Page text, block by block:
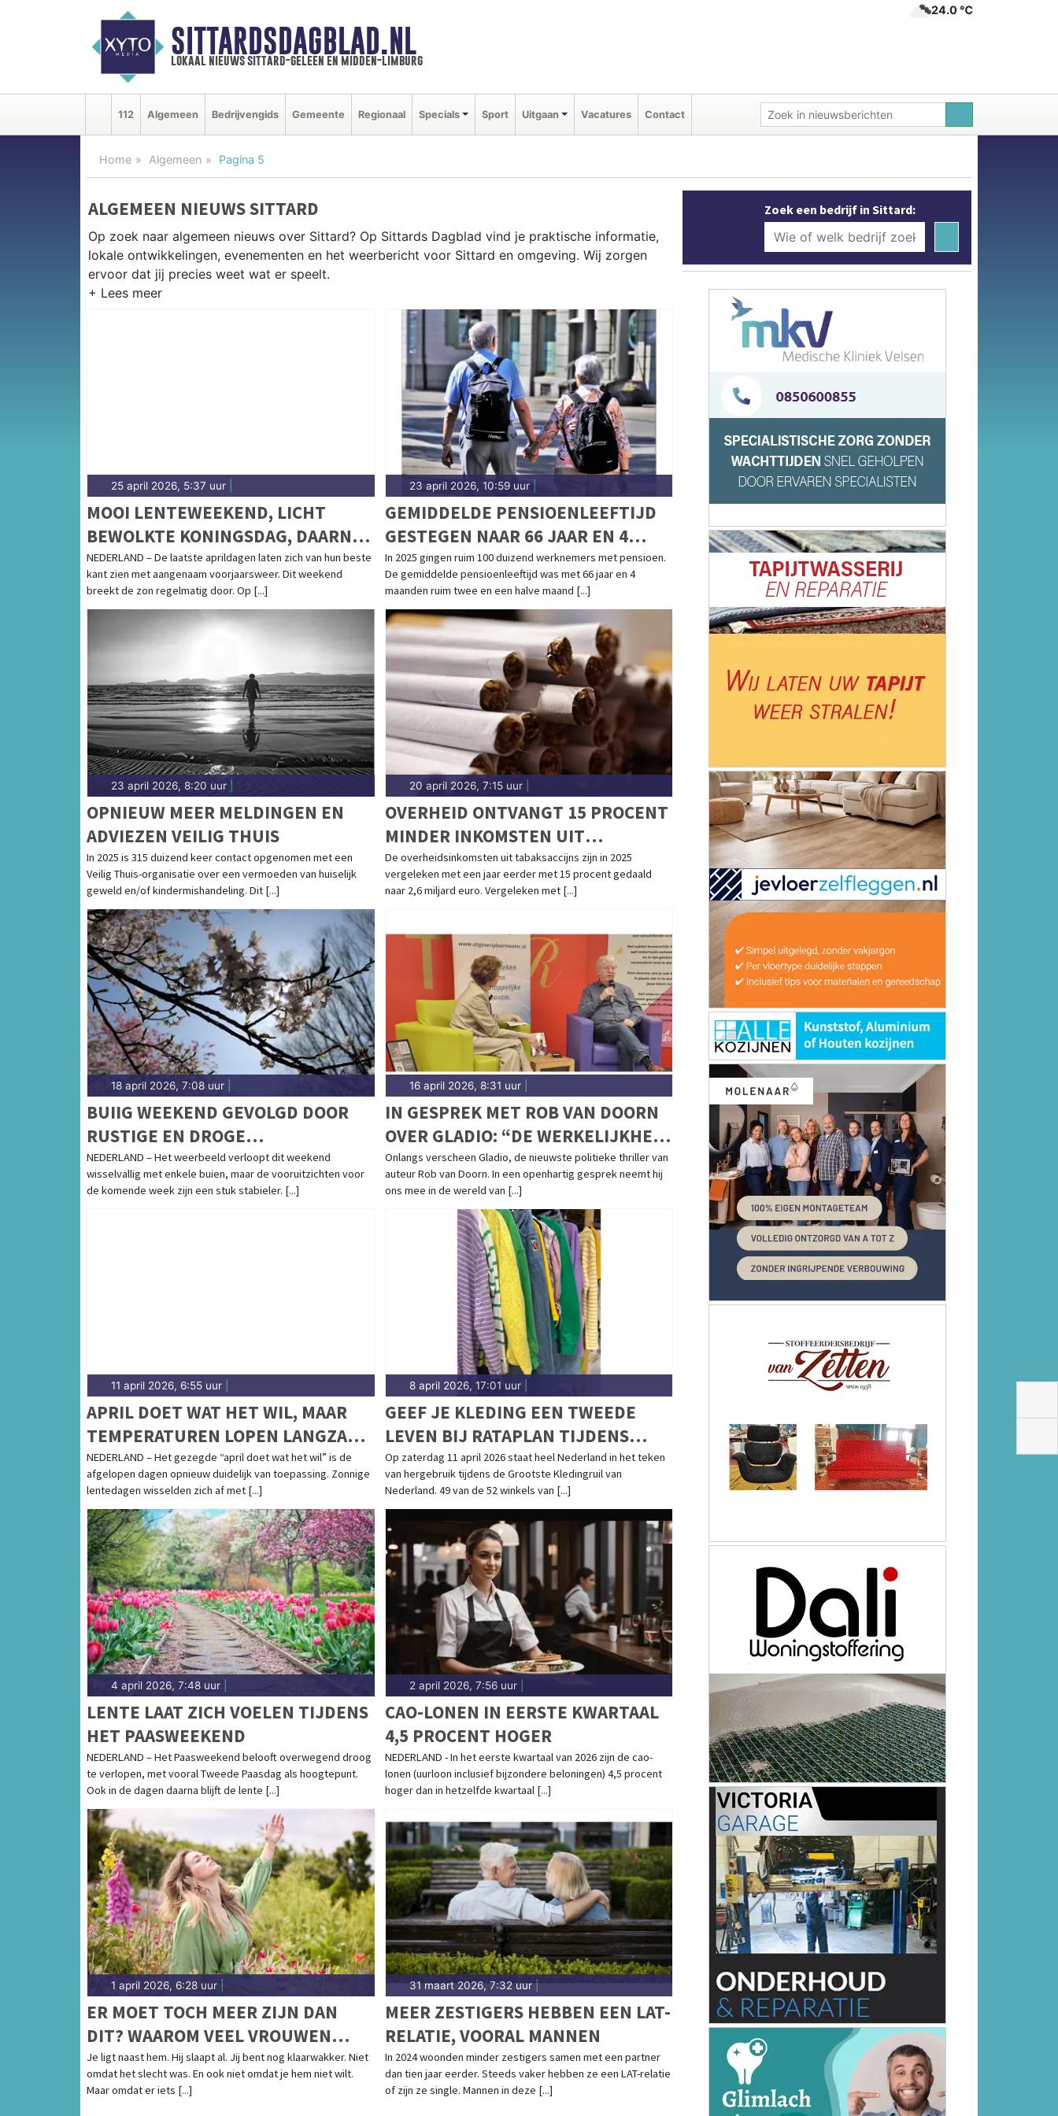
SITTARDSDAGBLAD.NL
lokaal nieuws sittard-geleen en midden-limburg
24.0 ℃
112 Algemeen Bedrijvengids Gemeente Regionaal Specials Sport Uitgaan Vacatures Contact
Home Algemeen Pagina 5
ALGEMEEN NIEUWS SITTARD
Op zoek naar algemeen nieuws over Sittard? Op Sittards Dagblad vind je praktische informatie,
lokale ontwikkelingen, evenementen en het weerbericht voor Sittard en omgeving. Wij zorgen
ervoor dat jij precies weet wat er speelt.
Van werkzaamheden op de A2 en de Chemelot-campus tot evenementen als Carnaval en het
weersbericht voor Midden-Limburg rondom Sittard-Geleen.
25 april 2026, 5:37 uur
MOOI LENTEWEEKEND, LICHT
BEWOLKTE KONINGSDAG, DAARNA
ZONNIG EN DROOG
NEDERLAND – De laatste aprildagen laten zich van hun beste
kant zien met aangenaam voorjaarsweer. Dit weekend
breekt de zon regelmatig door. Op [...]
23 april 2026, 10:59 uur|
GEMIDDELDE PENSIOENLEEFTIJD
GESTEGEN NAAR 66 JAAR EN 4
MAANDEN
In 2025 gingen ruim 100 duizend werknemers met pensioen.
De gemiddelde pensioenleeftijd was met 66 jaar en 4
maanden ruim twee en een halve maand [...]
23 april 2026, 8:20 uur
OPNIEUW MEER MELDINGEN EN
ADVIEZEN VEILIG THUIS
In 2025 is 315 duizend keer contact opgenomen met een
Veilig Thuis-organisatie over een vermoeden van huiselijk
geweld en/of kindermishandeling. Dit [...]
20 april 2026, 7:15 uur|
OVERHEID ONTVANGT 15 PROCENT
MINDER INKOMSTEN UIT
TABAKSACCIJNS
De overheidsinkomsten uit tabaksaccijns zijn in 2025
vergeleken met een jaar eerder met 15 procent gedaald
naar 2,6 miljard euro. Vergeleken met [...]
18 april 2026, 7:08 uur
BUIIG WEEKEND GEVOLGD DOOR
RUSTIGE EN DROGE
VOORJAARSWEEK
NEDERLAND – Het weerbeeld verloopt dit weekend
wisselvallig met enkele buien, maar de vooruitzichten voor
de komende week zijn een stuk stabieler. [...]
16 april 2026, 8:31 uur|
IN GESPREK MET ROB VAN DOORN
OVER GLADIO: “DE WERKELIJKHEID
IS VAAK HARDER DAN FICTIE”
Onlangs verscheen Gladio, de nieuwste politieke thriller van
auteur Rob van Doorn. In een openhartig gesprek neemt hij
ons mee in de wereld van [...]
11 april 2026, 6:55 uur
APRIL DOET WAT HET WIL, MAAR
TEMPERATUREN LOPEN LANGZAAM
OP
NEDERLAND – Het gezegde “april doet wat het wil” is de
afgelopen dagen opnieuw duidelijk van toepassing. Zonnige
lentedagen wisselden zich af met [...]
8 april 2026, 17:01 uur|
GEEF JE KLEDING EEN TWEEDE
LEVEN BIJ RATAPLAN TIJDENS
LANDELIJKE KLEDINGRUILACTIE
Op zaterdag 11 april 2026 staat heel Nederland in het teken
van hergebruik tijdens de Grootste Kledingruil van
Nederland. 49 van de 52 winkels van [...]
4 april 2026, 7:48 uur
LENTE LAAT ZICH VOELEN TIJDENS
HET PAASWEEKEND
NEDERLAND – Het Paasweekend belooft overwegend droog
te verlopen, met vooral Tweede Paasdag als hoogtepunt.
Ook in de dagen daarna blijft de lente [...]
2 april 2026, 7:56 uur|
CAO-LONEN IN EERSTE KWARTAAL
4,5 PROCENT HOGER
NEDERLAND - In het eerste kwartaal van 2026 zijn de cao-
lonen (uurloon inclusief bijzondere beloningen) 4,5 procent
hoger dan in hetzelfde kwartaal [...]
1 april 2026, 6:28 uur
ER MOET TOCH MEER ZIJN DAN
DIT? WAAROM VEEL VROUWEN
TIJDENS SEKS AFHAKEN
Je ligt naast hem. Hij slaapt al. Jij bent nog klaarwakker. Niet
omdat het slecht was. En ook niet omdat je hem niet wilt.
Maar omdat er iets [...]
31 maart 2026, 7:32 uur|
MEER ZESTIGERS HEBBEN EEN LAT-
RELATIE, VOORAL MANNEN
In 2024 woonden minder zestigers samen met een partner
dan tien jaar eerder. Steeds vaker hebben ze een LAT-relatie
of zijn ze single. Mannen in deze [...]
Zoek een bedrijf in Sittard: